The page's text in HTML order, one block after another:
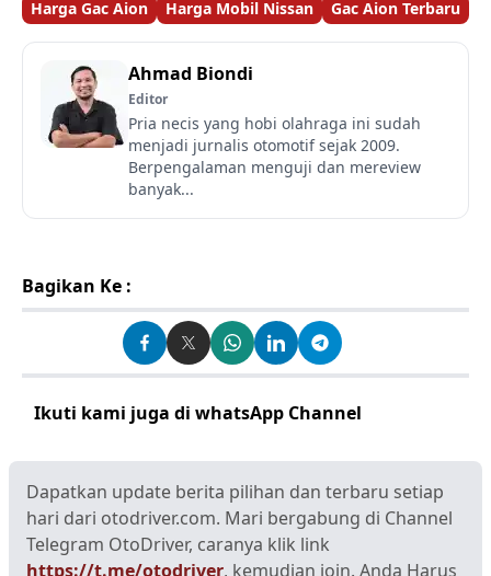
Harga Gac Aion Harga Mobil Nissan Gac Aion Terbaru
Ahmad Biondi
Editor
Pria necis yang hobi olahraga ini sudah
menjadi jurnalis otomotif sejak 2009.
Berpengalaman menguji dan mereview
banyak...
Bagikan Ke :
Ikuti kami juga di whatsApp Channel
Dapatkan update berita pilihan dan terbaru setiap
hari dari otodriver.com. Mari bergabung di Channel
Telegram OtoDriver, caranya klik link
https://t.me/otodriver, kemudian join. Anda Harus